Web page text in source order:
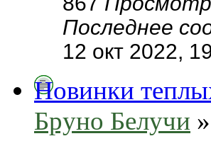
Последнее
12 окт 2022,
Новинки
Бруно Белучи